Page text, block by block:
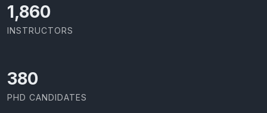
2,029
INSTRUCTORS
414
PHD CANDIDATES